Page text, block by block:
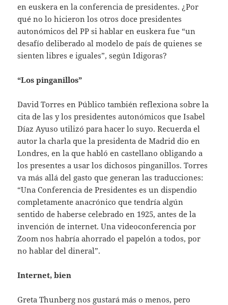
en euskera en la conferencia de presidentes. ¿Por
qué no lo hicieron los otros doce presidentes
autonómicos del PP si hablar en euskera fue “un
desafío deliberado al modelo de país de quienes se
sienten libres e iguales”, según Idigoras?
“Los pinganillos”
David Torres en Público también reflexiona sobre la
cita de las y los presidentes autonómicos que Isabel
Díaz Ayuso utilizó para hacer lo suyo. Recuerda el
autor la charla que la presidenta de Madrid dio en
Londres, en la que habló en castellano obligando a
los presentes a usar los dichosos pinganillos. Torres
va más allá del gasto que generan las traducciones:
“Una Conferencia de Presidentes es un dispendio
completamente anacrónico que tendría algún
sentido de haberse celebrado en 1925, antes de la
invención de internet. Una videoconferencia por
Zoom nos habría ahorrado el papelón a todos, por
no hablar del dineral”.
Internet, bien
Greta Thunberg nos gustará más o menos, pero